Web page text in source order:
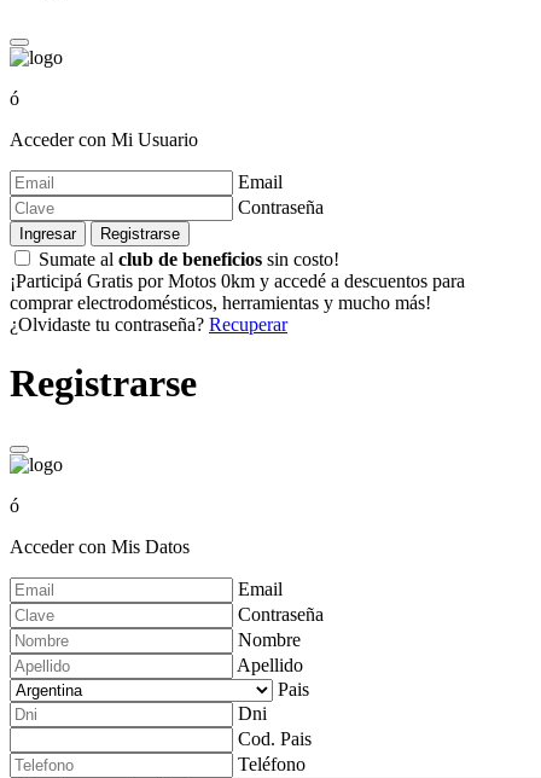
ó
Acceder con Mi Usuario
Email
Contraseña
Ingresar Registrarse
Sumate al club de beneficios sin costo!
¡Participá Gratis por Motos 0km y accedé a descuentos para
comprar electrodomésticos, herramientas y mucho más!
¿Olvidaste tu contraseña? Recuperar
Registrarse
ó
Acceder con Mis Datos
Email
Contraseña
Nombre
Apellido
Pais
Dni
Cod. Pais
Teléfono